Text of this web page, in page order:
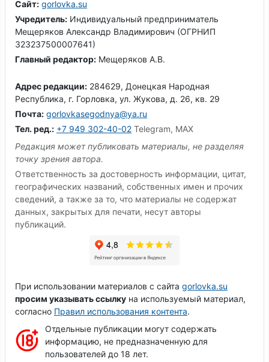
Сайт: gorlovka.su
Учредитель: Индивидуальный предприниматель
Мещеряков Александр Владимирович (ОГРНИП
323237500007641)
Главный редактор: Мещеряков А.В.
Адрес редакции: 284629, Донецкая Народная
Республика, г. Горловка, ул. Жукова, д. 26, кв. 29
Почта: gorlovkasegodnya@ya.ru
Тел. ред.: +7 949 302-40-02 Telegram, MAX
Редакция может публиковать материалы, не разделяя
точку зрения автора.
Ответственность за достоверность информации, цитат,
географических названий, собственных имен и прочих
сведений, а также за то, что материалы не содержат
данных, закрытых для печати, несут авторы
публикаций.
При использовании материалов с сайта gorlovka.su
просим указывать ссылку на используемый материал,
согласно Правил использования контента.
Отдельные публикации могут содержать
информацию, не предназначенную для
пользователей до 18 лет.